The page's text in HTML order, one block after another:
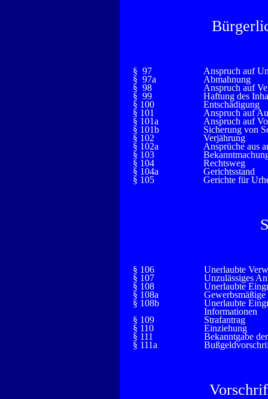
§ 97
Anspruch auf
§ 97a
Abmahnung
§ 98
Anspruch auf
§ 99
Haftung des
§ 100
Entschädigung
§ 101
Anspruch auf
§ 101a
Anspruch auf
§ 101b
Sicherung von
§ 102
Verjährung
§ 102a
Ansprüche aus
§ 103
§ 104
Rechtsweg
§ 104a
Gerichtsstand
§ 105
Gerichte für
§ 106
Unerlaubte
§ 107
Unzulässiges
§ 108
Unerlaubte
§ 108a
§ 108b
Unerlaubte
Informationen
§ 109
Strafantrag
§ 110
Einziehung
§ 111
Bekanntgabe
§ 111a